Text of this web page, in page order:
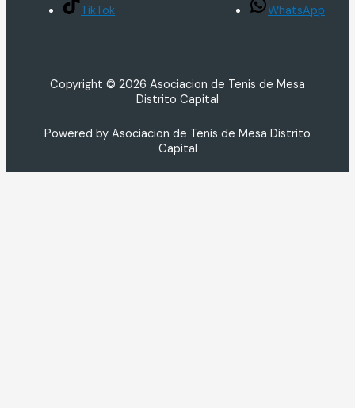
TikTok WhatsApp
Copyright © 2026 Asociacion de Tenis de Mesa
Distrito Capital
Powered by Asociacion de Tenis de Mesa Distrito
Capital